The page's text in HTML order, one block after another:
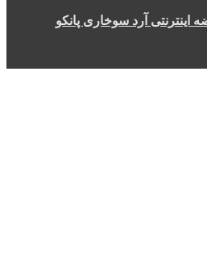
اینترنتی آرد سوخاری پانکو